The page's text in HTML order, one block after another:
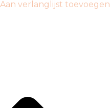
Aan verlanglijst toevoegen